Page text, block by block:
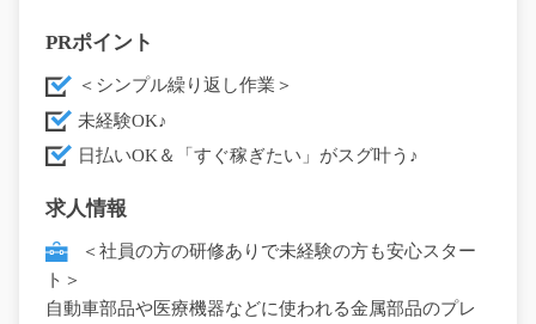
PRポイント
＜シンプル繰り返し作業＞
未経験OK♪
日払いOK＆「すぐ稼ぎたい」がスグ叶う♪
求人情報
＜社員の方の研修ありで未経験の方も安心スター
ト＞
自動車部品や医療機器などに使われる金属部品のプレ